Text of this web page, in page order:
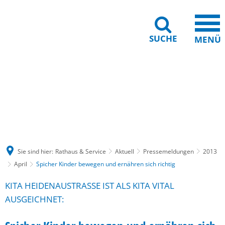
SUCHE MENÜ
Sie sind hier: Rathaus & Service Aktuell Pressemeldungen
2013
April
Spicher Kinder bewegen und ernähren sich richtig
KITA HEIDENAUSTRASSE IST ALS KITA VITAL A
USGEICHNET: